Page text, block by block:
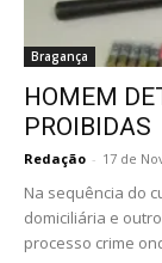
Bragança
HOMEM
PROIBIDAS
Redação - 17 de
Na sequência do
domiciliária e
processo crime